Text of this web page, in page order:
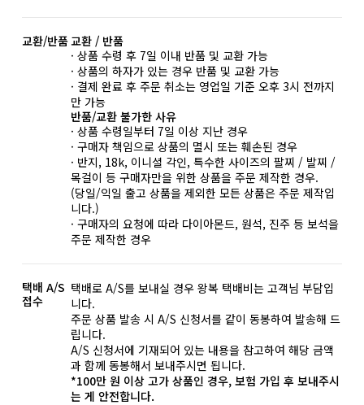
교환/반품 교환 / 반품
· 상품 수령 후 7일 이내 반품 및 교환 가능
· 상품의 하자가 있는 경우 반품 및 교환 가능
· 결제 완료 후 주문 취소는 영업일 기준 오후 3시 전까지
만 가능
반품/교환 불가한 사유
· 상품 수령일부터 7일 이상 지난 경우
· 구매자 책임으로 상품의 멸시 또는 훼손된 경우
· 반지, 18k, 이니셜 각인, 특수한 사이즈의 팔찌 / 발찌 /
목걸이 등 구매자만을 위한 상품을 주문 제작한 경우.
(당일/익일 출고 상품을 제외한 모든 상품은 주문 제작입
니다.)
· 구매자의 요청에 따라 다이아몬드, 원석, 진주 등 보석을
주문 제작한 경우
택배 A/S
접수
택배로 A/S를 보내실 경우 왕복 택배비는 고객님 부담입
니다.
주문 상품 발송 시 A/S 신청서를 같이 동봉하여 발송해 드
립니다.
A/S 신청서에 기재되어 있는 내용을 참고하여 해당 금액
과 함께 동봉해서 보내주시면 됩니다.
*100만 원 이상 고가 상품인 경우, 보험 가입 후 보내주시
는 게 안전합니다.